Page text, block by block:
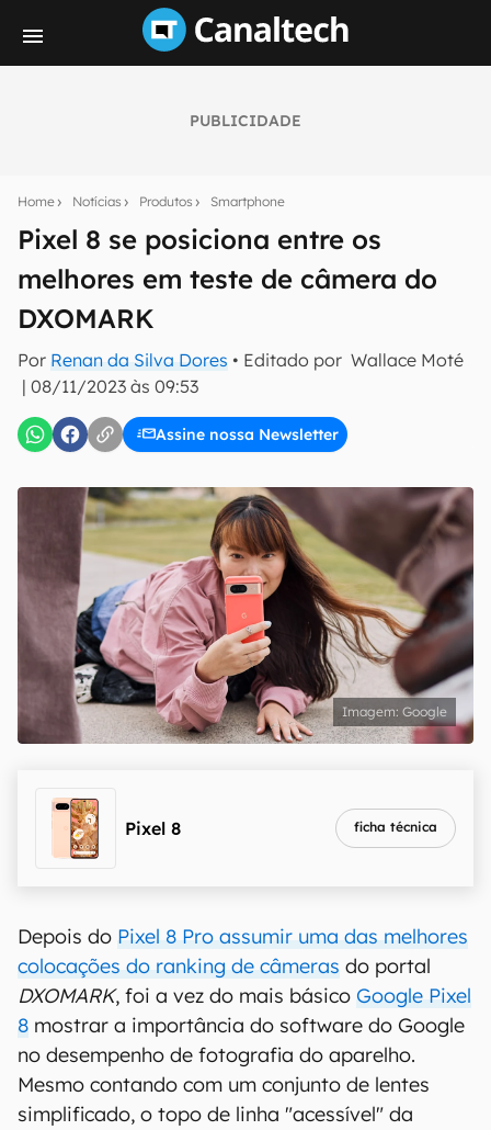
PUBLICIDADE
Home Notícias Produtos Smartphone
Pixel 8 se posiciona entre os
melhores em teste de câmera do
DXOMARK
Por Renan da Silva Dores • Editado por Wallace Moté
| 08/11/2023 às 09:53
Assine nossa Newsletter
notícias e reviews sobre tecnologia em primeira
mão.
E-mail
inscreva-se
Confirmo que li, aceito e concordo com os Termos de
Uso e Política de Privacidade do Canaltech.
Google
Pixel 8 ficha técnica
Depois do Pixel 8 Pro assumir uma das melhores
colocações do ranking de câmeras do portal
DXOMARK, foi a vez do mais básico Google Pixel
8 mostrar a importância do software do Google
no desempenho de fotografia do aparelho.
Mesmo contando com um conjunto de lentes
simplificado, o topo de linha "acessível" da